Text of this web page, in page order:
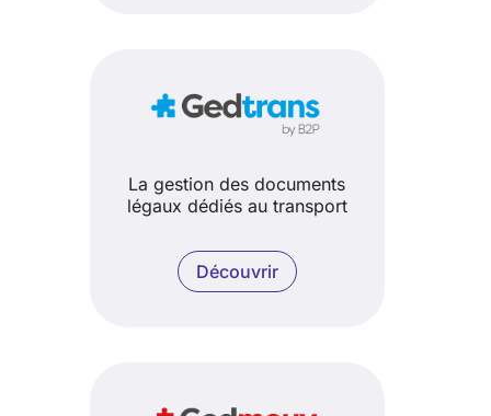
La gestion des documents
légaux dédiés au transport
Découvrir